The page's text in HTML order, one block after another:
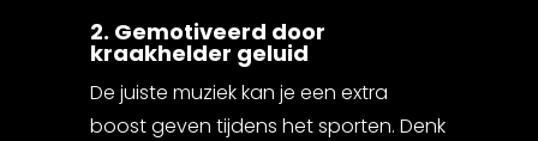
2. Gemotiveerd door
kraakhelder geluid
De juiste muziek kan je een extra
boost geven tijdens het sporten. Denk